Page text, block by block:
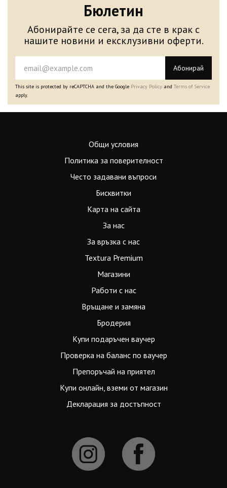
Бюлетин
Абонирайте се сега, за да сте в крак с
нашите новини и ексклузивни оферти.
Абонирай
This site is protected by reCAPTCHA and the Google Privacy Policy and Terms of Service
apply.
Общи условия
Политика за поверителност
Често задавани въпроси
Бисквитки
Карта на сайта
За нас
За връзка с нас
Textura Premium
Магазини
Работи с нас
Връщане и замяна
Бродерия
Купи подаръчен ваучер
Проверка на баланс по ваучер
Препоръчай на приятел
Купи онлайн, вземи от магазин
Декларация за достъпност